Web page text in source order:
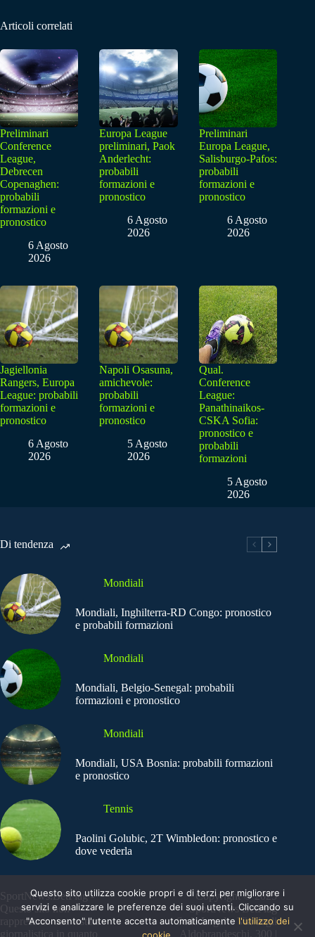
Articoli correlati
Preliminari
Conference
League,
Debrecen
Copenaghen:
probabili
formazioni e
pronostico
6 Agosto
2026
Europa League
preliminari, Paok
Anderlecht:
probabili
formazioni e
pronostico
6 Agosto
2026
Preliminari
Europa League,
Salisburgo-Pafos:
probabili
formazioni e
pronostico
6 Agosto
2026
Jagiellonia
Rangers, Europa
League: probabili
formazioni e
pronostico
6 Agosto
2026
Napoli Osasuna,
amichevole:
probabili
formazioni e
pronostico
5 Agosto
2026
Qual.
Conference
League:
Panathinaikos-
CSKA Sofia:
pronostico e
probabili
formazioni
5 Agosto
2026
Di tendenza
Mondiali
Mondiali, Inghilterra-RD Congo: pronostico
e probabili formazioni
Mondiali
Mondiali, Belgio-Senegal: probabili
formazioni e pronostico
Mondiali
Mondiali, USA Bosnia: probabili formazioni
e pronostico
Tennis
Paolini Golubic, 2T Wimbledon: pronostico e
dove vederla
SportNews.BetFlag -
Questo sito non
rappresenta una testata
giornalistica in quanto
Copyright © 2025
SportNews BetFlag
Sede Legale: Via degli
Aldobrandeschi, 300 |
Questo sito utilizza cookie propri e di terzi per migliorare i
servizi e analizzare le preferenze dei suoi utenti. Cliccando su
"Acconsento" l'utente accetta automaticamente l'utilizzo dei